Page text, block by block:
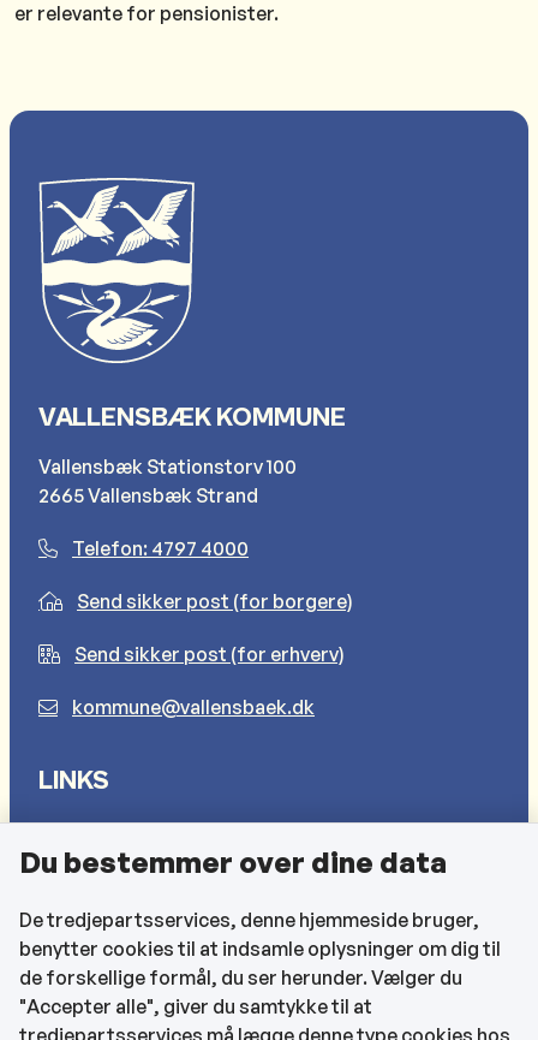
er relevante for pensionister.
VALLENSBÆK KOMMUNE
Vallensbæk Stationstorv 100
2665 Vallensbæk Strand
Telefon: 4797 4000
Send sikker post (for borgere)
Send sikker post (for erhverv)
kommune@vallensbaek.dk
LINKS
Cookies
Find EAN-numre
CVR og bankoplysninger
Tilgængelighedserklæring
Du bestemmer over dine data
De tredjepartsservices, denne hjemmeside bruger,
benytter cookies til at indsamle oplysninger om dig til
de forskellige formål, du ser herunder. Vælger du
"Accepter alle", giver du samtykke til at
tredjepartsservices må lægge denne type cookies hos